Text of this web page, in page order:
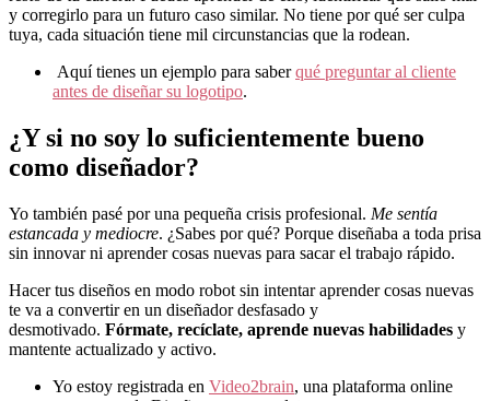
y corregirlo para un futuro caso similar. No tiene por qué ser culpa
tuya, cada situación tiene mil circunstancias que la rodean.
Aquí tienes un ejemplo para saberqué preguntar al cliente
antes de diseñar su logotipo.
¿Y si no soy lo suficientemente bueno
como diseñador?
Yo también pasé por una pequeña crisis profesional. Me sentía
estancada y mediocre. ¿Sabes por qué? Porque diseñaba a toda prisa
sin innovar ni aprender cosas nuevas para sacar el trabajo rápido.
Hacer tus diseños en modo robot sin intentar aprender cosas nuevas
te va a convertir en un diseñador desfasado y
desmotivado. Fórmate, recíclate, aprende nuevas habilidades y
mantente actualizado y activo.
Yo estoy registrada en Video2brain, una plataforma online